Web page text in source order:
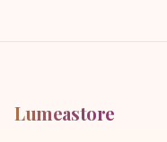
Lumeastore